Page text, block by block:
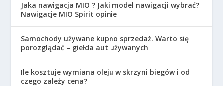
Jaka nawigacja MIO ? Jaki model nawigacji wybrać?
Nawigacje MIO Spirit opinie
Samochody używane kupno sprzedaż. Warto się
porozglądać – giełda aut używanych
Ile kosztuje wymiana oleju w skrzyni biegów i od
czego zależy cena?